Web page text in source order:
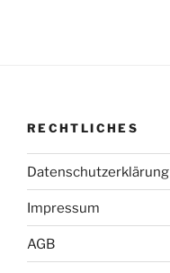
RECHTLICHES
Datenschutzerklärung
Impressum
AGB